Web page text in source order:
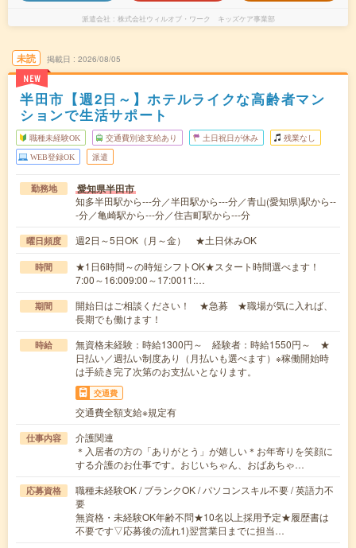
派遣会社 株式会社ウィルオブ・ワーク キッズケア事業部
未読
NEW
掲載日 2026/08/05
半田市【週2日～】ホテルライクな高齢者マン
ションで生活サポート
職種未経験OK 交通費別途支給あり 土日祝日が休み 残業なし
WEB登録OK 派遣
勤務地 愛知県半田市
知多半田駅から---分／半田駅から---分／青山(愛知県)駅から--
-分／亀崎駅から---分／住吉町駅から---分
曜日頻度 週2日～5日OK（月～金） ★土日休みOK
時間
★1日6時間～の時短シフトOK★スタート時間選べます！
7:00～16:009:00～17:0011:…
期間
開始日はご相談ください！ ★急募 ★職場が気に入れば、
長期でも働けます！
時給
無資格未経験：時給1300円～ 経験者：時給1550円～ ★
日払い／週払い制度あり（月払いも選べます）※稼働開始時
は手続き完了次第のお支払いとなります。
交通費
交通費全額支給※規定有
仕事内容
介護関連
＊入居者の方の「ありがとう」が嬉しい＊お年寄りを笑顔に
する介護のお仕事です。おじいちゃん、おばあちゃ…
応募資格
職種未経験OK / ブランクOK / パソコンスキル不要 / 英語力不
要
無資格・未経験OK年齢不問★10名以上採用予定★履歴書は
不要です▽応募後の流れ1)翌営業日までに担当…